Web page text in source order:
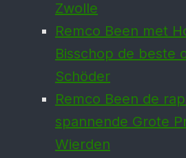
Zwolle
Remco Been met
Bisschop de beste
Schöder
Remco Been de
spannende Grote
Wierden